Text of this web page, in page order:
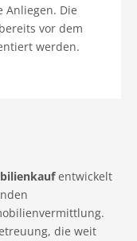
Anliegen. Die
vor dem
werden.
entwickelt
die weit